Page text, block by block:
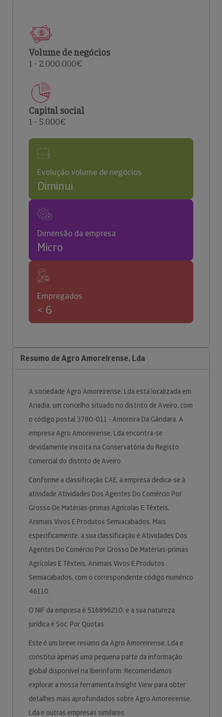
Volume de negócios
1 - 2.000.000€
Capital social
1 - 5.000€
Evolução volume de negócios
Diminui
Dimensão da empresa
Micro
Empregados
< 6
Resumo de Agro Amoreirense, Lda
A sociedade Agro Amoreirense, Lda está localizada em
Anadia, um concelho situado no distrito de Aveiro, com
o código postal 3780-011 - Amoreira Da Gândara. A
empresa Agro Amoreirense, Lda encontra-se
devidamente inscrita na Conservatória do Registo
Comercial do distrito de Aveiro.
Conforme a classificação CAE, a empresa dedica-se à
atividade Atividades Dos Agentes Do Comércio Por
Grosso De Matérias-primas Agrícolas E Têxteis,
Animais Vivos E Produtos Semiacabados. Mais
especificamente, a sua classificação é Atividades Dos
Agentes Do Comércio Por Grosso De Matérias-primas
Agrícolas E Têxteis, Animais Vivos E Produtos
Semiacabados, com o correspondente código numérico
46110.
O NIF da empresa é 516896210, e a sua natureza
jurídica é Soc. Por Quotas.
Este é um breve resumo da Agro Amoreirense, Lda e
constitui apenas uma pequena parte da informação
global disponível na Iberinform. Recomendamos
explorar a nossa ferramenta Insight View para obter
detalhes mais aprofundados sobre Agro Amoreirense,
Lda e outras empresas similares.